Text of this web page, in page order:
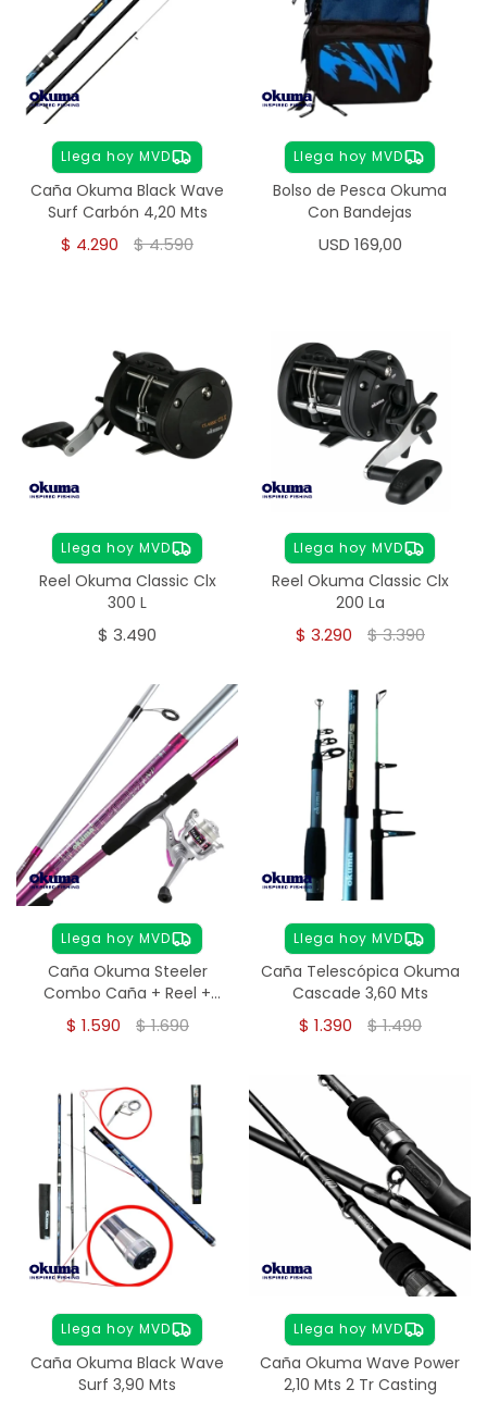
Llega hoy MVD
Caña Okuma Black Wave
Surf Carbón 4,20 Mts
$ 4.290 $4.590
Llega hoy MVD
Bolso de Pesca Okuma
Con Bandejas
USD 169,00
Llega hoy MVD
Reel Okuma Classic Clx
300 L
$ 3.490
Llega hoy MVD
Reel Okuma Classic Clx
200 La
$ 3.290 $3.390
Llega hoy MVD
Caña Okuma Steeler
Combo Caña + Reel +
Tanza 1,65 Mts - Fucsia
$ 1.590 $1.690
Llega hoy MVD
Caña Telescópica Okuma
Cascade 3,60 Mts
$ 1.390 $1.490
Llega hoy MVD
Caña Okuma Black Wave
Surf 3,90 Mts
Llega hoy MVD
Caña Okuma Wave Power
2,10 Mts 2 Tr Casting